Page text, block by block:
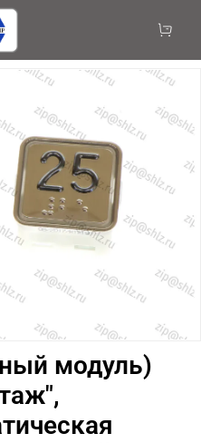
модуль)